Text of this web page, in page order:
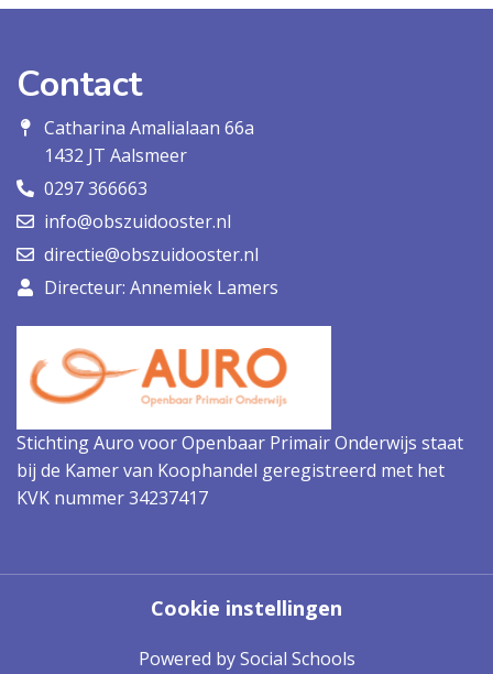
Contact
Catharina Amalialaan 66a
1432 JT Aalsmeer
0297 366663
info@obszuidooster.nl
directie@obszuidooster.nl
Directeur: Annemiek Lamers
Stichting Auro voor Openbaar Primair Onderwijs staat
bij de Kamer van Koophandel geregistreerd met het
KVK nummer 34237417
Cookie instellingen
Powered bySocial Schools